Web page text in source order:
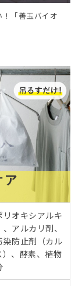
「善玉バイオ
オキシアルキ
アルカリ剤、
染防止剤（カル
、酵素、植物